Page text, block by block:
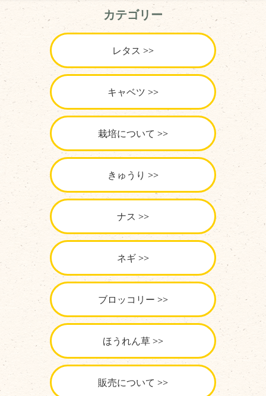
カテゴリー
レタス
キャベツ
栽培について
きゅうり
ナス
ネギ
ブロッコリー
ほうれん草
販売について